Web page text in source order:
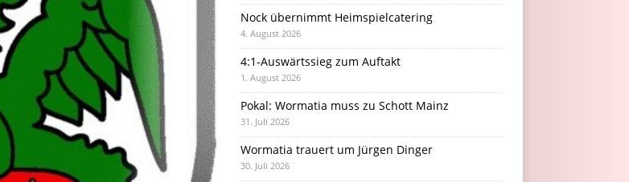
Nock übernimmt Heimspielcatering
4. August 2026
4:1-Auswärtssieg zum Auftakt
1. August 2026
Pokal: Wormatia muss zu Schott Mainz
31. Juli 2026
Wormatia trauert um Jürgen Dinger
30. Juli 2026